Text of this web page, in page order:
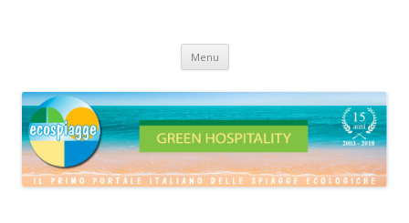
Menu Vai
contenuto